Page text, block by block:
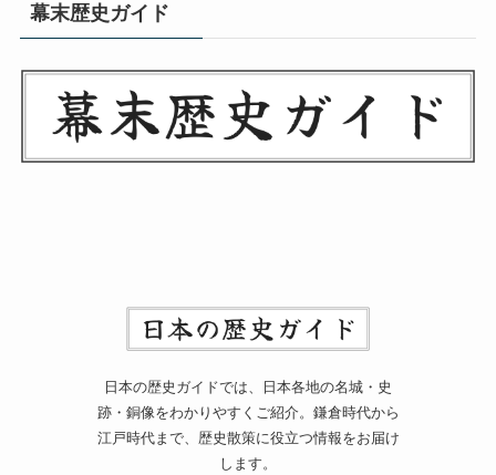
幕末歴史ガイド
日本の歴史ガイドでは、日本各地の名城・史
跡・銅像をわかりやすくご紹介。鎌倉時代から
江戸時代まで、歴史散策に役立つ情報をお届け
します。